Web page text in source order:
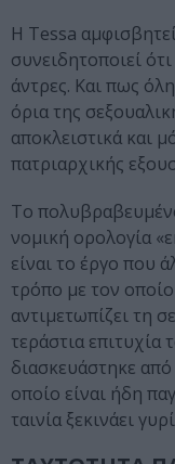
Η Tessa
συνειδητοποιεί
άντρες. Και πως
όρια της
αποκλειστικά και
πατριαρχικής
Το
νομική ορολογία
είναι το έργο που
τρόπο με τον
αντιμετωπίζει τη
τεράστια επιτυχία
διασκευάστηκε
οποίο είναι ήδη
ταινία ξεκινάει